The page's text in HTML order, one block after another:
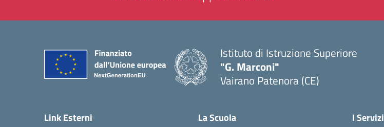
Istituto di Istruzione Superiore
"G. Marconi"
Vairano Patenora (CE)
Link Esterni La Scuola I Servizi